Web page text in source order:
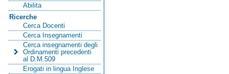
Abilita
Ricerche
Cerca Docenti
Cerca Insegnamenti
Cerca insegnamenti degli
Ordinamenti precedenti
al D.M.509
Erogati in lingua Inglese